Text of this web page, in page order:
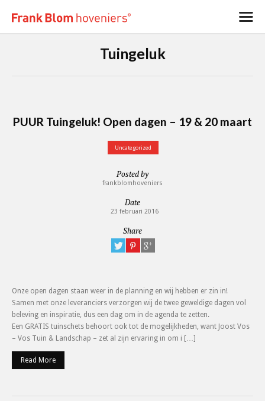
Tuingeluk
PUUR Tuingeluk! Open dagen – 19 & 20 maart
Uncategorized
Posted by
frankblomhoveniers
Date
23 februari 2016
Share
Onze open dagen staan weer in de planning en wij hebben er zin in!
Samen met onze leveranciers verzorgen wij de twee geweldige dagen vol
beleving en inspiratie, dus een dag om in de agenda te zetten.
Een GRATIS tuinschets behoort ook tot de mogelijkheden, want Joost Vos
– Vos Tuin & Landschap – zet al zijn ervaring in om i […]
Read More